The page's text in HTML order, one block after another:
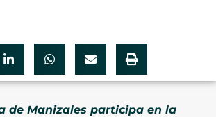
de Manizales participa en la